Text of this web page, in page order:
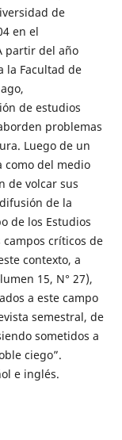
de
en el
partir del año
la Facultad de
de estudios
problemas
Luego de un
como del medio
de volcar sus
de la
de los Estudios
críticos de
contexto, a
15, N° 27),
a este campo
semestral, de
sometidos a
ciego”.
e inglés.